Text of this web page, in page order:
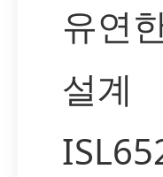
유연
설계